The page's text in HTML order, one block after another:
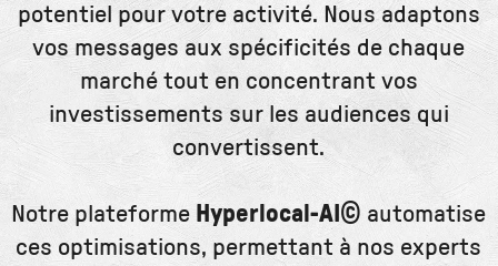
potentiel pour votre activité. Nous adaptons
vos messages aux spécificités de chaque
marché tout en concentrant vos
investissements sur les audiences qui
convertissent.
Notre plateforme Hyperlocal-AI© automatise
ces optimisations, permettant à nos experts